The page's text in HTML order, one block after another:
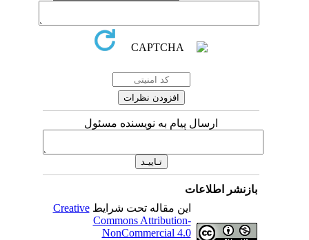
ارسال پیام به نویسنده مسئول
بازنشر اطلاعات
این مقاله تحت شرایطCreative
Commons Attribution-
NonCommercial 4.0